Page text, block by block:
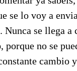
se lo voy a
Nunca se llega a
porque no se
cambio